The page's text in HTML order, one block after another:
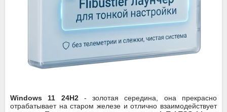
Windows 11 24H2- золотая середина, она прекрасно
отрабатывает на старом железе и отлично взаимодействует